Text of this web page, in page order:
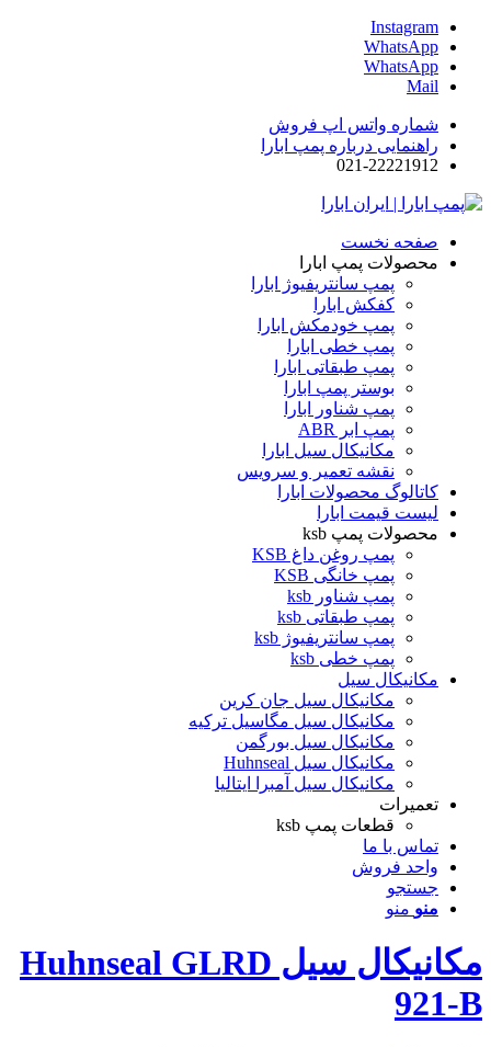
Instagram
WhatsApp
WhatsApp
Mail
شماره واتس اپ فروش
راهنمایی درباره پمپ ابارا
021-22221912
صفحه نخست
محصولات پمپ ابارا
پمپ سانتریفیوژ ابارا
کفکش ابارا
پمپ خودمکش ابارا
پمپ خطی ابارا
پمپ طبقاتی ابارا
بوستر پمپ ابارا
پمپ شناور ابارا
پمپ ابر ABR
مکانیکال سیل ابارا
نقشه تعمیر و سرویس
کاتالوگ محصولات ابارا
لیست قیمت ابارا
محصولات پمپ ksb
پمپ روغن داغ KSB
پمپ خانگی KSB
پمپ شناور ksb
پمپ طبقاتی ksb
پمپ سانتریفیوژ ksb
پمپ خطی ksb
مکانیکال سیل
مکانیکال سیل جان کرین
مکانیکال سیل مگاسیل ترکیه
مکانیکال سیل بورگمن
مکانیکال سیل Huhnseal
مکانیکال سیل آمبرا ایتالیا
تعمیرات
قطعات پمپ ksb
تماس با ما
واحد فروش
جستجو
منو منو
مکانیکال سیل Huhnseal GLRD
921-B